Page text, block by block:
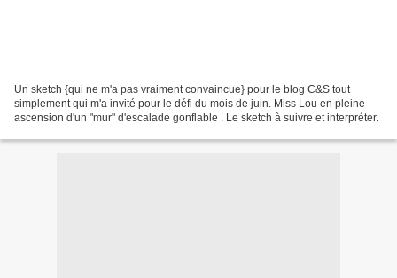
Un sketch {qui ne m'a pas vraiment convaincue} pour le blog C&S tout
simplement qui m'a invité pour le défi du mois de juin. Miss Lou en pleine
ascension d'un "mur" d'escalade gonflable . Le sketch à suivre et interpréter.